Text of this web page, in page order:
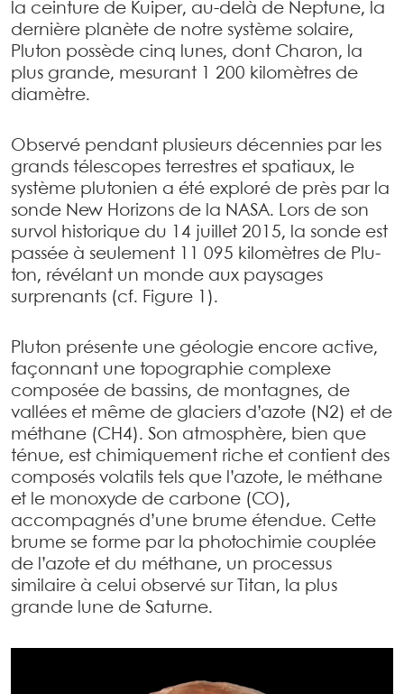
la ceinture de Kuiper, au-delà de Neptune, la
dernière planète de notre système solaire,
Pluton possède cinq lunes, dont Charon, la
plus grande, mesurant 1 200 kilomètres de
diamètre.
Observé pendant plusieurs décennies par les
grands télescopes terrestres et spatiaux, le
système plutonien a été exploré de près par la
sonde New Horizons de la NASA. Lors de son
survol historique du 14 juillet 2015, la sonde est
passée à seulement 11 095 kilomètres de Plu-
ton, révélant un monde aux paysages
surprenants (cf. Figure 1).
Pluton présente une géologie encore active,
façonnant une topographie complexe
composée de bassins, de montagnes, de
vallées et même de glaciers d’azote (N2) et de
méthane (CH4). Son atmosphère, bien que
ténue, est chimiquement riche et contient des
composés volatils tels que l’azote, le méthane
et le monoxyde de carbone (CO),
accompagnés d’une brume étendue. Cette
brume se forme par la photochimie couplée
de l’azote et du méthane, un processus
similaire à celui observé sur Titan, la plus
grande lune de Saturne.